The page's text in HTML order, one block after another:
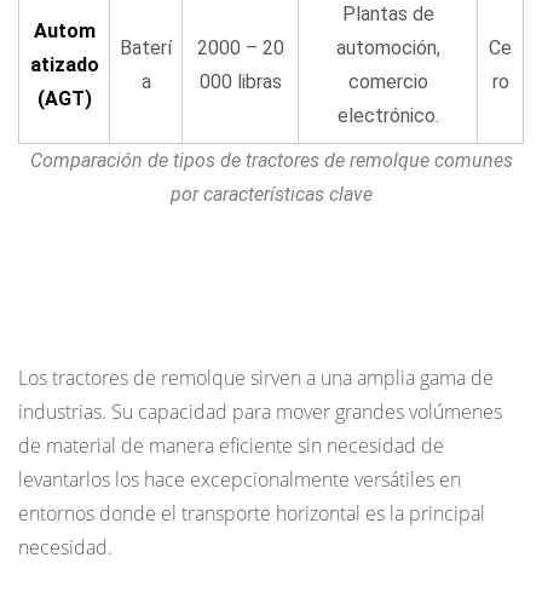
los
tractores
de
remolque
total
de
propiedad
9.1
Tareas
de
Comparación de tipos de tractores de remolque comunes
por características clave
Autom
atizado
(AGT)
Baterí
a
2000 – 20
000 libras
Plantas de
automoción,
comercio
electrónico.
Ce
ro
Los tractores de remolque sirven a una amplia gama de
industrias. Su capacidad para mover grandes volúmenes
de material de manera eficiente sin necesidad de
levantarlos los hace excepcionalmente versátiles en
entornos donde el transporte horizontal es la principal
necesidad.